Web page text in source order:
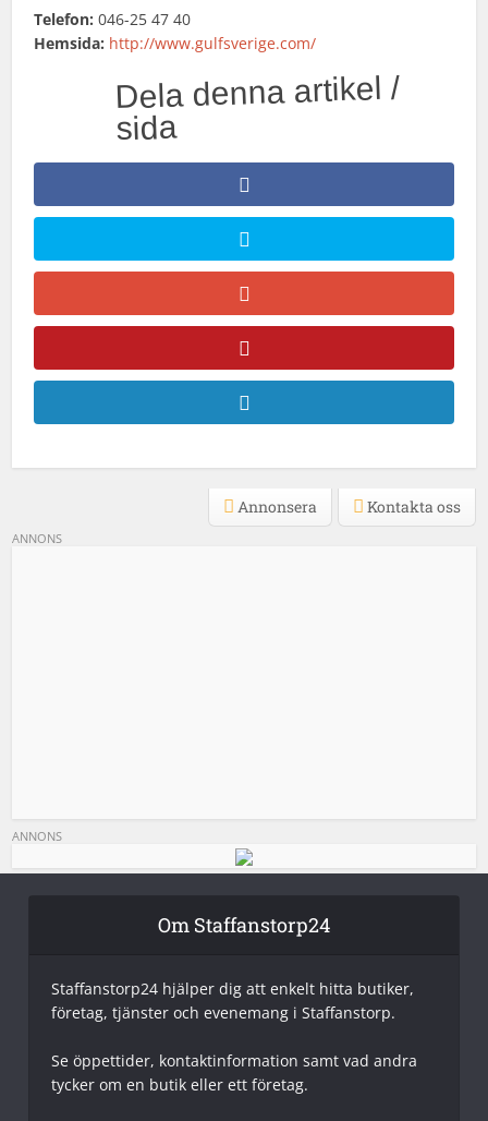
Telefon: 046-25 47 40
Hemsida: http://www.gulfsverige.com/
Dela denna artikel /
sida
Kontakta oss
Annonsera
ANNONS
ANNONS
Om Staffanstorp24
Staffanstorp24 hjälper dig att enkelt hitta butiker,
företag, tjänster och evenemang i Staffanstorp.
Se öppettider, kontaktinformation samt vad andra
tycker om en butik eller ett företag.